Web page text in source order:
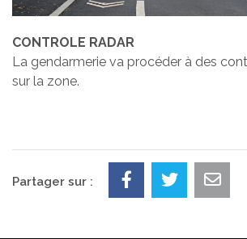
CONTROLE RADAR
La gendarmerie va procéder à des
sur la zone.
Partager sur :